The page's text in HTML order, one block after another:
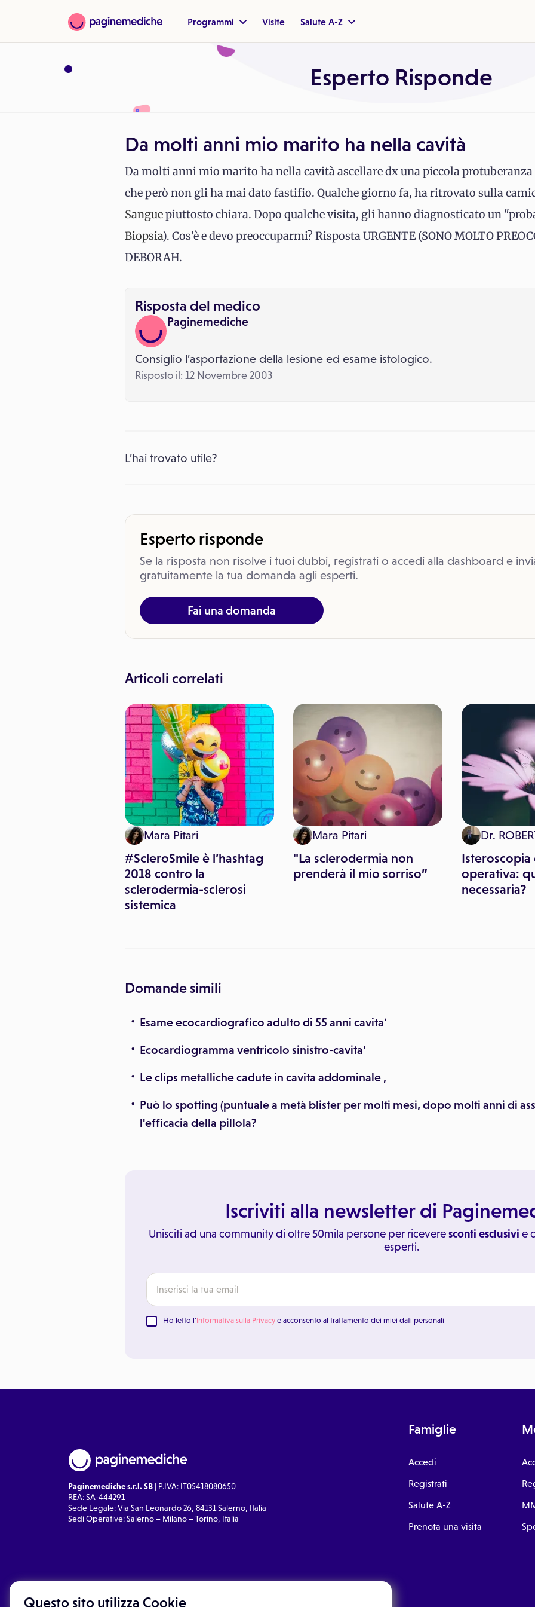
Questo sito utilizza Cookie
Programmi Visite Salute A-Z
Esperto Risponde
Da molti anni mio marito ha nella cavità
Da molti anni mio marito ha nella cavità ascellare dx una piccola
che però non gli ha mai dato fastifio. Qualche giorno fa, ha ritrovato sulla
Sanguepiuttosto chiara. Dopo qualche visita, gli hanno diagnosticato un
Biopsia). Cos'è e devo preoccuparmi? Risposta URGENTE (SONO MOLTO
DEBORAH.
Risposta del medico
Paginemediche
Consiglio l’asportazione della lesione ed esame istologico.
Risposto il: 12 Novembre 2003
L’hai trovato utile?
Esperto risponde
Se la risposta non risolve i tuoi dubbi, registrati o accedi alla dashboard e
gratuitamente la tua domanda agli esperti.
Fai una domanda
Articoli correlati
Mara Pitari
#ScleroSmile è l’hashtag
2018 contro la
sclerodermia-sclerosi
sistemica
Mara Pitari
"La sclerodermia non
prenderà il mio sorriso”
Dr.
operativa:
necessaria?
Domande simili
Esame ecocardiografico adulto di 55 anni cavita'
Ecocardiogramma ventricolo sinistro-cavita'
Le clips metalliche cadute in cavita addominale ,
Può lo spotting (puntuale a metà blister per molti mesi, dopo molti anni di
l'efficacia della pillola?
Iscriviti alla newsletter di
Unisciti ad una community di oltre 50mila persone per riceveresconti esclusivi e
esperti.
Ho letto l'Informativa sulla Privacy e acconsento al trattamento dei miei dati personali
Paginemediche s.r.l. SB | P.IVA: IT05418080650
REA: SA-444291
Sede Legale: Via San Leonardo 26, 84131 Salerno, Italia
Sedi Operative: Salerno – Milano – Torino, Italia
Famiglie
Accedi
Registrati
Salute A-Z
Prenota una visita